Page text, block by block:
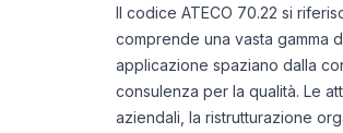
Il codice ATECO 70.22 si
comprende una vasta gamma
applicazione spaziano dalla
consulenza per la qualità. Le
aziendali, la ristrutturazione